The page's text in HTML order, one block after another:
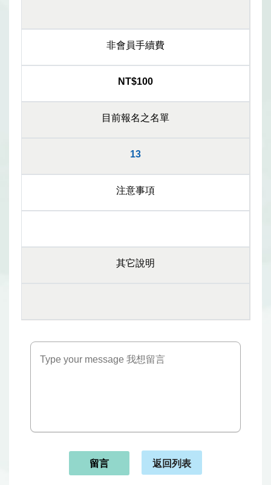
非會員手續費
NT$100
目前報名之名單
13
注意事項
其它說明
留言 返回列表